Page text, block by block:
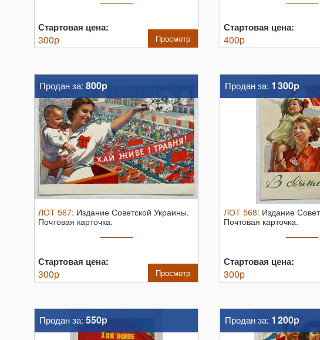
Стартовая цена:
300р Просмотр
Стартовая цена:
400р
Продан за: 800р
ЛОТ 567: Издание Советской Украины.
Почтовая карточка.
Стартовая цена:
300р Просмотр
Продан за: 1 300р
ЛОТ 568: Издание
Почтовая карточка.
Стартовая цена:
300р
Продан за: 550р Продан за: 1 200р